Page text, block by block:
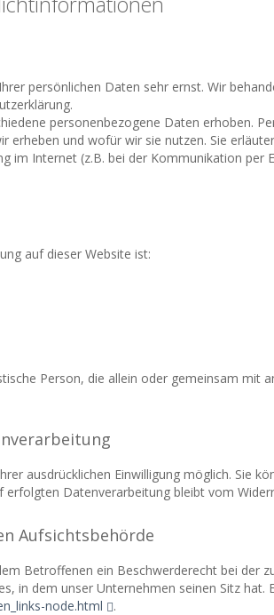
persönlichen Daten sehr ernst. Wir
personenbezogene Daten erhoben.
erheben und wofür wir sie nutzen. Sie
im Internet (z.B. bei der Kommunikation
auf dieser Website ist:
Person, die allein oder gemeinsam
ausdrücklichen Einwilligung möglich. Sie
erfolgten Datenverarbeitung bleibt vom
Aufsichtsbehörde
Betroffenen ein Beschwerderecht bei der
in dem unser Unternehmen seinen Sitz
node.html .